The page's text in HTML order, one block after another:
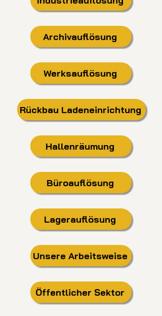
Archivauflösung
Werksauflösung
Rückbau Ladeneinrichtung
Hallenräumung
Büroauflösung
Lagerauflösung
Unsere Arbeitsweise
Öffentlicher Sektor